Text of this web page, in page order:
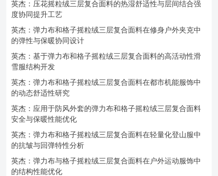
英杰：压花摇粒绒三层复合面料的热湿舒适性与层间结合强
度协同提升工艺
英杰：弹力布和格子摇粒绒三层复合面料在修身户外夹克中
的弹性与保暖协同设计
英杰：基于弹力布和格子摇粒绒三层复合面料的高活动性滑
雪服结构开发
英杰：弹力布和格子摇粒绒三层复合面料在都市机能服饰中
的动态舒适性研究
英杰：应用于防风外套的弹力布和格子摇粒绒三层复合面料
安全与保暖性能优化
英杰：弹力布和格子摇粒绒三层复合面料在轻量化登山服中
的抗皱与回弹特性分析
英杰：弹力布与格子摇粒绒三层复合面料在户外运动服饰中
的结构性能优化